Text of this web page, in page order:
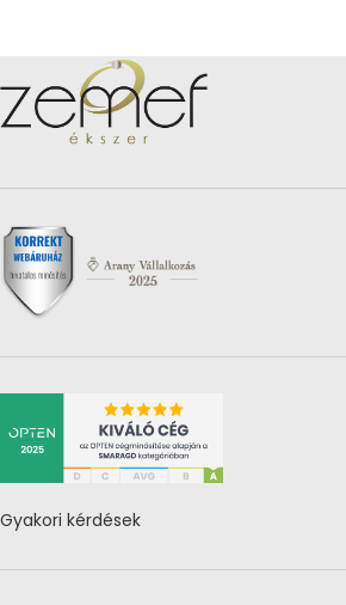
Gyakori kérdések